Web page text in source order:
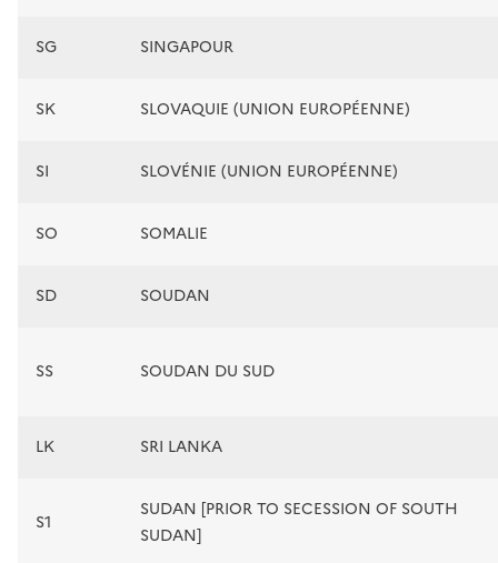
SG SINGAPOUR
SK SLOVAQUIE (UNION EUROPÉENNE)
SI SLOVÉNIE (UNION EUROPÉENNE)
SO SOMALIE
SD SOUDAN
SS SOUDAN DU SUD
LK SRI LANKA
S1
SUDAN [PRIOR TO SECESSION OF SOUTH
SUDAN]